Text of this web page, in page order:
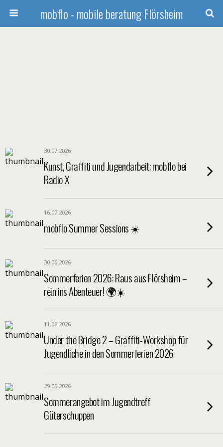
mobflo - mobile beratung Flörsheim
30.07.2026
Kunst, Graffiti und Jugendarbeit: mobflo bei
Radio X
16.07.2026
mobflo Summer Sessions ☀️
30.06.2026
Sommerferien 2026: Raus aus Flörsheim –
rein ins Abenteuer! 🌍☀️
11.06.2026
Under the Bridge 2 – Graffiti-Workshop für
Jugendliche in den Sommerferien 2026
29.05.2026
Sommerangebot im Jugendtreff
Güterschuppen